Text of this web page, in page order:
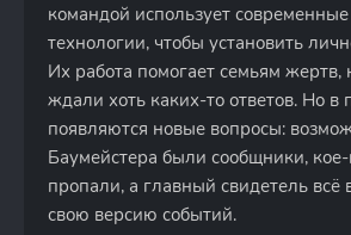
командой использует
технологии, чтобы установить
Их работа помогает семьям жертв,
ждали хоть каких-то ответов. Но в
появляются новые вопросы:
Баумейстера были сообщники,
пропали, а главный свидетель всё
свою версию событий.